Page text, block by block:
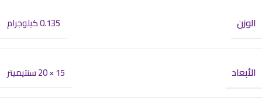
الوزن 0.135 كيلوجرام
الأبعاد 15 × 20 سنتيميتر